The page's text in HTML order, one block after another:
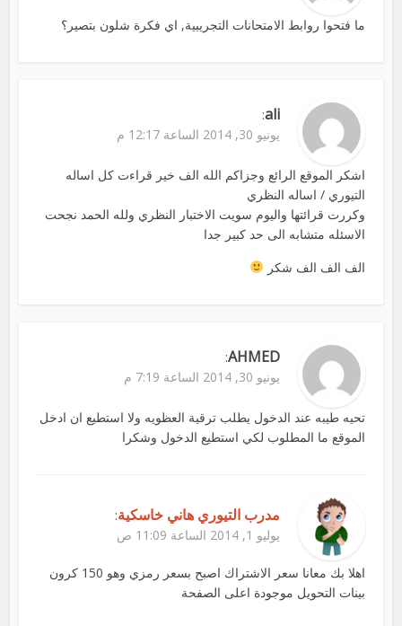
ما فتحوا روابط الامتحانات التجريبية, اي فكرة شلون بتصير؟
ali
:
يونيو 30, 2014 الساعة 12:17 م
اشكر الموقع الرائع وجزاكم الله الف خير قراءت كل اساله
التيوري / اساله النظري
وكررت قرائتها واليوم سويت الاختبار النظري ولله الحمد نجحت
الاسئله متشابه الى حد كبير جدا
الف الف الف شكر
AHMED
:
يونيو 30, 2014 الساعة 7:19 م
تحيه طيبه عند الدخول يطلب ترقية العظويه ولا استطيع ان ادخل
الموقع ما المطلوب لكي استطيع الدخول وشكرا
مدرب التيوري هاني خاسكية:
يوليو 1, 2014 الساعة 11:09 ص
اهلا بك معانا سعر الاشتراك اصبح بسعر رمزي وهو 150 كرون
بينات التحويل موجودة اعلى الصفحة